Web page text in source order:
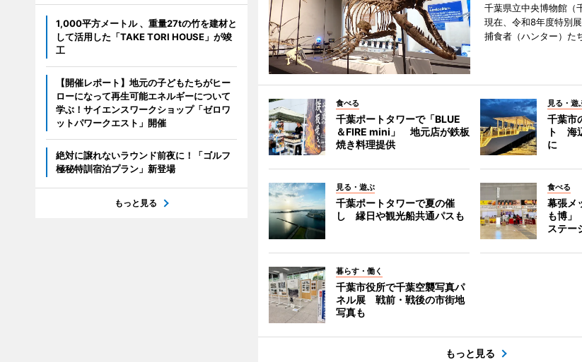
千葉県立中央博物館（
現在、令和8年度特別
捕食者（ハンター）た
食べる
千葉ポートタワーで「BLUE
＆FIRE mini」 地元店が鉄板
焼き料理提供
見る・遊
千葉市
ト 海
に
見る・遊ぶ
千葉ポートタワーで夏の催
し 縁日や観光船共通パスも
食べる
幕張メ
も博
ステー
暮らす・働く
千葉市役所で千葉空襲写真パ
ネル展 戦前・戦後の市街地
写真も
もっと見る
1,000平方メートル 、重量27tの竹を建材と
して活用した「TAKE TORI HOUSE」が竣
工
【開催レポート】地元の子どもたちがヒー
ローになって再生可能エネルギーについて
学ぶ！サイエンスワークショップ「ゼロワ
ットパワークエスト」開催
絶対に譲れないラウンド前夜に！「ゴルフ
極秘特訓宿泊プラン」新登場
もっと見る